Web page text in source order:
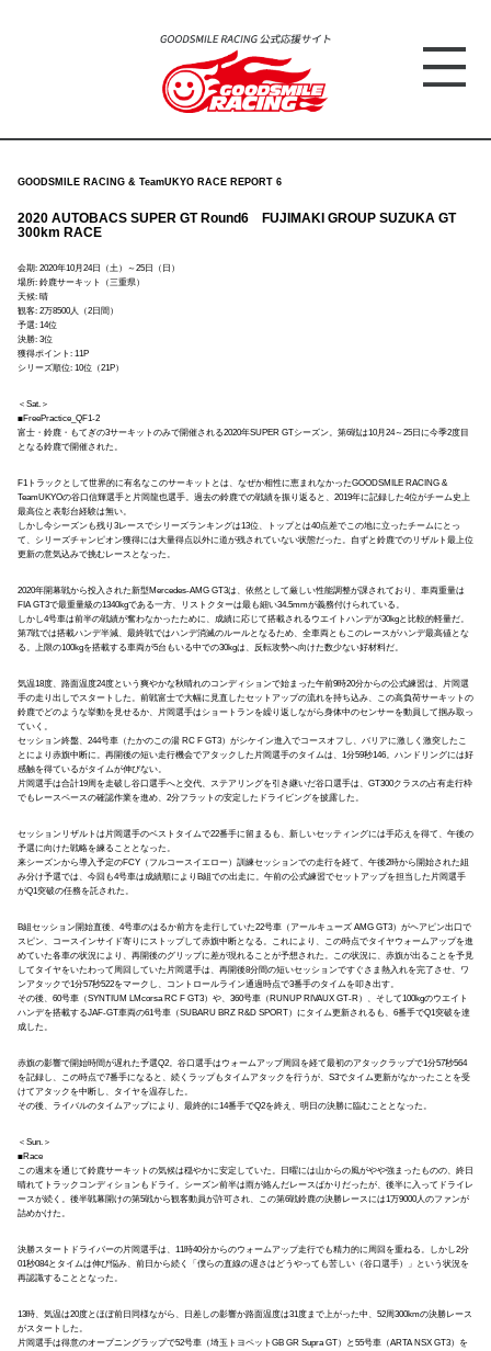
GOODSMILE RACING & TeamUKYO RACE REPORT 6
2020 AUTOBACS SUPER GT Round6 FUJIMAKI GROUP SUZUKA GT
300km RACE
会期: 2020年10月24日（土）～25日（日）
場所: 鈴鹿サーキット（三重県）
天候: 晴
観客: 2万8500人（2日間）
予選: 14位
決勝: 3位
獲得ポイント: 11P
シリーズ順位: 10位（21P）
＜Sat.＞
■FreePractice_QF1-2
富士・鈴鹿・もてぎの3サーキットのみで開催される2020年SUPER GTシーズン。第6戦は10月24～25日に今季2度目
となる鈴鹿で開催された。
F1トラックとして世界的に有名なこのサーキットとは、なぜか相性に恵まれなかったGOODSMILE RACING &
TeamUKYOの谷口信輝選手と片岡龍也選手。過去の鈴鹿での戦績を振り返ると、2019年に記録した4位がチーム史上
最高位と表彰台経験は無い。
しかし今シーズンも残り3レースでシリーズランキングは13位、トップとは40点差でこの地に立ったチームにとっ
て、シリーズチャンピオン獲得には大量得点以外に道が残されていない状態だった。自ずと鈴鹿でのリザルト最上位
更新の意気込みで挑むレースとなった。
2020年開幕戦から投入された新型Mercedes-AMG GT3は、依然として厳しい性能調整が課されており、車両重量は
FIA GT3で最重量級の1340kgである一方、リストクターは最も細い34.5mmが義務付けられている。
しかし4号車は前半の戦績が奮わなかったために、成績に応じて搭載されるウエイトハンデが30kgと比較的軽量だ。
第7戦では搭載ハンデ半減、最終戦ではハンデ消滅のルールとなるため、全車両ともこのレースがハンデ最高値とな
る。上限の100kgを搭載する車両が5台もいる中での30kgは、反転攻勢へ向けた数少ない好材料だ。
気温18度、路面温度24度という爽やかな秋晴れのコンディションで始まった午前9時20分からの公式練習は、片岡選
手の走り出しでスタートした。前戦富士で大幅に見直したセットアップの流れを持ち込み、この高負荷サーキットの
鈴鹿でどのような挙動を見せるか、片岡選手はショートランを繰り返しながら身体中のセンサーを動員して掴み取っ
ていく。
セッション終盤、244号車（たかのこの湯 RC F GT3）がシケイン進入でコースオフし、バリアに激しく激突したこ
とにより赤旗中断に。再開後の短い走行機会でアタックした片岡選手のタイムは、1分59秒146。ハンドリングには好
感触を得ているがタイムが伸びない。
片岡選手は合計19周を走破し谷口選手へと交代、ステアリングを引き継いだ谷口選手は、GT300クラスの占有走行枠
でもレースペースの確認作業を進め、2分フラットの安定したドライビングを披露した。
セッションリザルトは片岡選手のベストタイムで22番手に留まるも、新しいセッティングには手応えを得て、午後の
予選に向けた戦略を練ることとなった。
来シーズンから導入予定のFCY（フルコースイエロー）訓練セッションでの走行を経て、午後2時から開始された組
み分け予選では、今回も4号車は成績順によりB組での出走に。午前の公式練習でセットアップを担当した片岡選手
がQ1突破の任務を託された。
B組セッション開始直後、4号車のはるか前方を走行していた22号車（アールキューズ AMG GT3）がヘアピン出口で
スピン、コースインサイド寄りにストップして赤旗中断となる。これにより、この時点でタイヤウォームアップを進
めていた各車の状況により、再開後のグリップに差が現れることが予想された。この状況に、赤旗が出ることを予見
してタイヤをいたわって周回していた片岡選手は、再開後8分間の短いセッションですぐさま熱入れを完了させ、ワ
ンアタックで1分57秒522をマークし、コントロールライン通過時点で3番手のタイムを叩き出す。
その後、60号車（SYNTIUM LMcorsa RC F GT3）や、360号車（RUNUP RIVAUX GT-R）、そして100kgのウエイト
ハンデを搭載するJAF-GT車両の61号車（SUBARU BRZ R&D SPORT）にタイム更新されるも、6番手でQ1突破を達
成した。
赤旗の影響で開始時間が遅れた予選Q2。谷口選手はウォームアップ周回を経て最初のアタックラップで1分57秒564
を記録し、この時点で7番手になると、続くラップもタイムアタックを行うが、S3でタイム更新がなかったことを受
けてアタックを中断し、タイヤを温存した。
その後、ライバルのタイムアップにより、最終的に14番手でQ2を終え、明日の決勝に臨むこととなった。
＜Sun.＞
■Race
この週末を通じて鈴鹿サーキットの気候は穏やかに安定していた。日曜には山からの風がやや強まったものの、終日
晴れてトラックコンディションもドライ。シーズン前半は雨が絡んだレースばかりだったが、後半に入ってドライレ
ースが続く。後半戦幕開けの第5戦から観客動員が許可され、この第6戦鈴鹿の決勝レースには1万9000人のファンが
詰めかけた。
決勝スタートドライバーの片岡選手は、11時40分からのウォームアップ走行でも精力的に周回を重ねる。しかし2分
01秒084とタイムは伸び悩み、前日から続く「僕らの直線の遅さはどうやっても苦しい（谷口選手）」という状況を
再認識することとなった。
13時、気温は20度とほぼ前日同様ながら、日差しの影響か路面温度は31度まで上がった中、52周300kmの決勝レース
がスタートした。
片岡選手は得意のオープニングラップで52号車（埼玉トヨペットGB GR Supra GT）と55号車（ARTA NSX GT3）を